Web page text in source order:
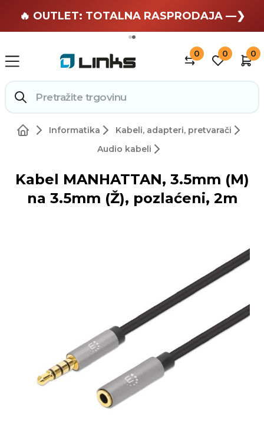
🏄 Zaslužuješ odmor —❯
🔥 OUTLET: TOTALNA RASPRODAJA —❯
0 0 0
Informatika
Kabeli, adapteri, pretvarači
Audio kabeli
Kabel MANHATTAN, 3.5mm (M)
na 3.5mm (Ž), pozlaćeni, 2m